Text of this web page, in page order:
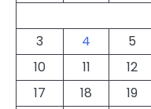
3
4 5
10
11 12
17
18 19